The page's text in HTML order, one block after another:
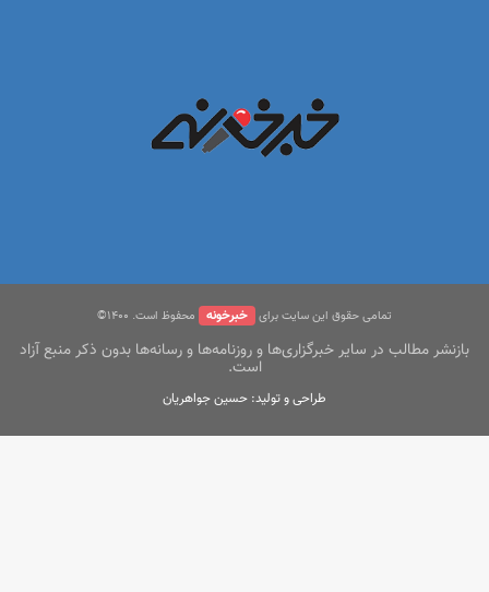
تمامی حقوق این سایت برای خبرخونه محفوظ است. ۱400©
بازنشر مطالب در سایر خبرگزاری‌ها و روزنامه‌ها و رسانه‌ها بدون ذکر منبع آزاد
است.
طراحی و تولید: حسین جواهریان